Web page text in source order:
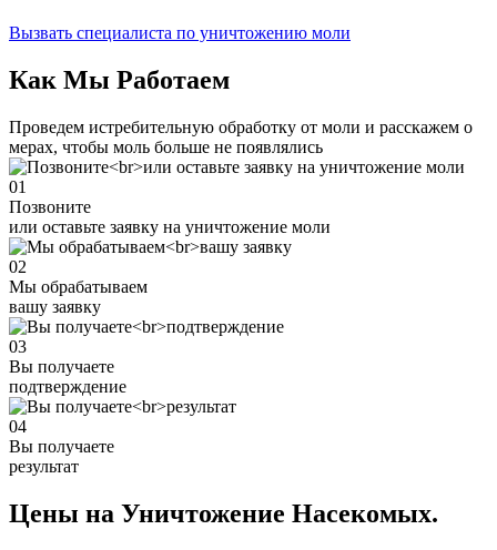
Вызвать специалиста по уничтожению моли
Как Мы Работаем
Проведем истребительную обработку от моли и расскажем о
мерах, чтобы моль больше не появлялись
01
Позвоните
или оставьте заявку на уничтожение моли
02
Мы обрабатываем
вашу заявку
03
Вы получаете
подтверждение
04
Вы получаете
результат
Цены на Уничтожение Насекомых.